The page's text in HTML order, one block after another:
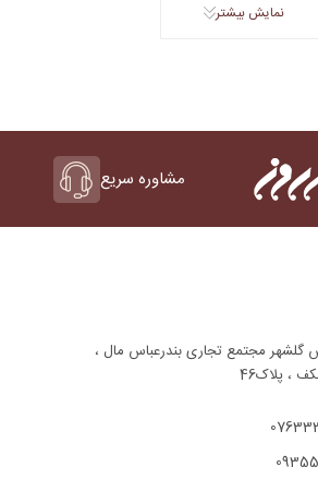
نمایش بیشتر
مشاوره سریع
گلشهر مجتمع تجاری بندرعباس مال ،
، پلاک46